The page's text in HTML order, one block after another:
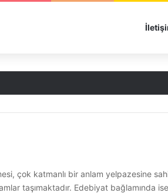
çok katmanlı bir anlam yelpazesine
taşımaktadır. Edebiyat bağlamında